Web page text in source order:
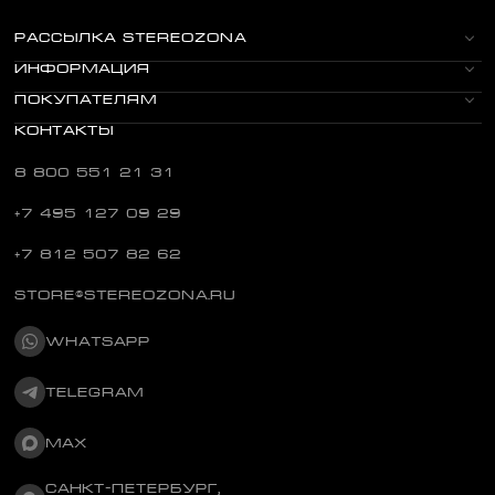
РАССЫЛКА STEREOZONA
ИНФОРМАЦИЯ
ПОКУПАТЕЛЯМ
КОНТАКТЫ
8 800 551 21 31
+7 495 127 09 29
+7 812 507 82 62
STORE@STEREOZONA.RU
WHATSAPP
TELEGRAM
MAX
САНКТ-ПЕТЕРБУРГ,